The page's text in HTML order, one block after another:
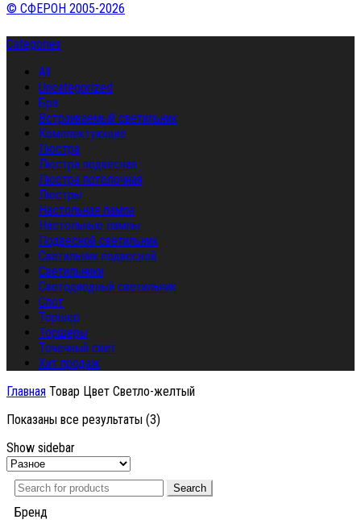
© СФЕРОН 2005-2026
Categories
All
Uncategorized
Бра
Встраиваемый светильник
Комплектующие
Люстра
Люстра подвесная
Люстра потолочная
Люстры
Настольная лампа
Настольные лампы
Подвесной светильник
Светильник подвесной
Светильники
Светодиодный светильник
Спот
Торшер
Торшеры
Точечный свет
Хит продаж
Главная Товар Цвет Светло-желтый
Показаны все результаты (3)
Show sidebar
Search
Бренд